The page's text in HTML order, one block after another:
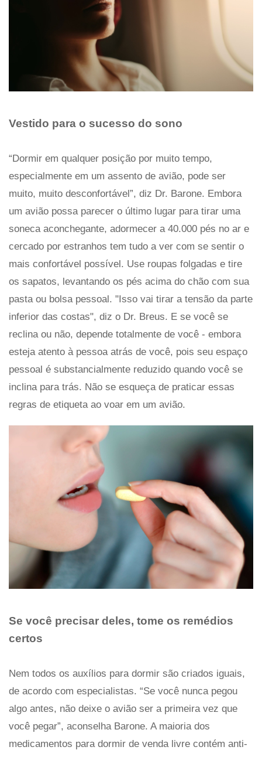
Vestido para o sucesso do sono
“Dormir em qualquer posição por muito tempo,
especialmente em um assento de avião, pode ser
muito, muito desconfortável”, diz Dr. Barone. Embora
um avião possa parecer o último lugar para tirar uma
soneca aconchegante, adormecer a 40.000 pés no ar e
cercado por estranhos tem tudo a ver com se sentir o
mais confortável possível. Use roupas folgadas e tire
os sapatos, levantando os pés acima do chão com sua
pasta ou bolsa pessoal. "Isso vai tirar a tensão da parte
inferior das costas", diz o Dr. Breus. E se você se
reclina ou não, depende totalmente de você - embora
esteja atento à pessoa atrás de você, pois seu espaço
pessoal é substancialmente reduzido quando você se
inclina para trás. Não se esqueça de praticar essas
regras de etiqueta ao voar em um avião.
Se você precisar deles, tome os remédios
certos
Nem todos os auxílios para dormir são criados iguais,
de acordo com especialistas. “Se você nunca pegou
algo antes, não deixe o avião ser a primeira vez que
você pegar”, aconselha Barone. A maioria dos
medicamentos para dormir de venda livre contém anti-